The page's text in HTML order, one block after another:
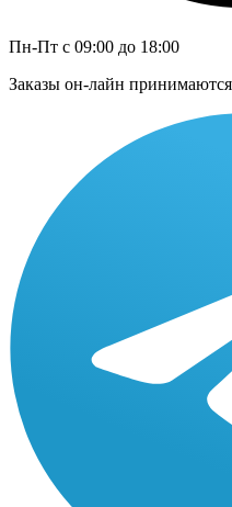
Пн-Пт с 09:00 до 18:00
Заказы он-лайн